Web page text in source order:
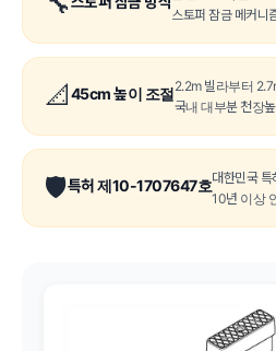
스토퍼 잠금 메커니
📐 45cm 높이 조절2.2m 빌라부터
국내 대부분 천장
🛡️특허 제10-1707647호대한민국
10년 이상